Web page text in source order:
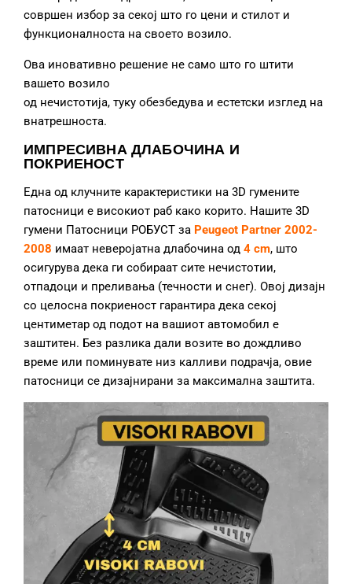
совршен избор за секој што го цени и стилот и
функционалноста на своето возило.
Ова иновативно решение не само што го штити
вашето возило
од нечистотија, туку обезбедува и естетски изглед на
внатрешноста.
ИМПРЕСИВНА ДЛАБОЧИНА И
ПОКРИЕНОСТ
Една од клучните карактеристики на 3D гумените
патосници е високиот раб како корито. Нашите 3D
гумени Патосници РОБУСТ за Peugeot Partner 2002-
2008 имаат неверојатна длабочина од 4 cm, што
осигурува дека ги собираат сите нечистотии,
отпадоци и преливања (течности и снег). Овој дизајн
со целосна покриеност гарантира дека секој
центиметар од подот на вашиот автомобил е
заштитен. Без разлика дали возите во дождливо
време или поминувате низ калливи подрачја, овие
патосници се дизајнирани за максимална заштита.